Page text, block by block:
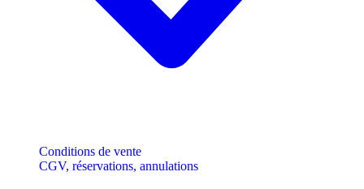
Conditions de vente
CGV, réservations, annulations